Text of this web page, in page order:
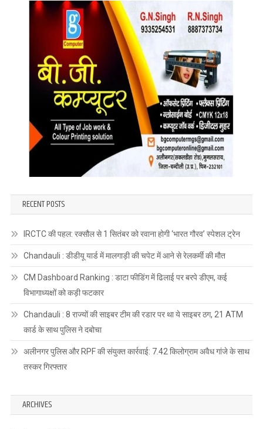
RECENT POSTS
IRCTC की पहल: रक्सौल से 1 सितंबर को रवाना होगी ‘भारत गौरव’ स्पेशल ट्रेन
Chandauli : डीडीयू यार्ड में मालगाड़ी की चपेट में आने से रेलकर्मी की मौत
CM Dashboard Ranking : डाटा फीडिंग में ढिलाई पर बरपे डीएम, कई
विभागाध्यक्षों को कड़ी फटकार
Chandauli : 8 राज्यों की साइबर टीम की रडार पर था ये साइबर ठग, 21 ATM
कार्ड के साथ पुलिस ने दबोचा
अलीनगर पुलिस और RPF की संयुक्त कार्रवाई: 7.42 किलोग्राम अवैध गांजे के साथ
तस्कर गिरफ्तार
ARCHIVES